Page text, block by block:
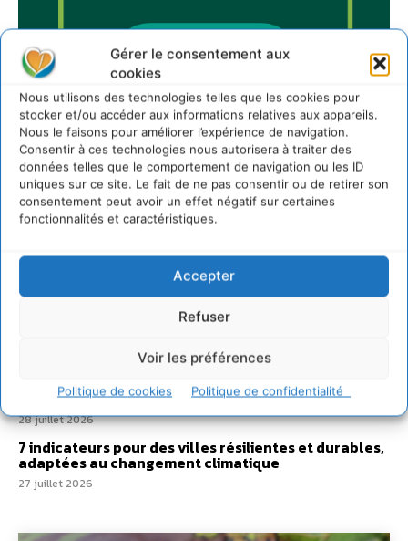
Gérer le consentement aux
cookies
Nous utilisons des technologies telles que les cookies pour
stocker et/ou accéder aux informations relatives aux appareils.
Nous le faisons pour améliorer l’expérience de navigation.
Consentir à ces technologies nous autorisera à traiter des
données telles que le comportement de navigation ou les ID
uniques sur ce site. Le fait de ne pas consentir ou de retirer son
consentement peut avoir un effet négatif sur certaines
fonctionnalités et caractéristiques.
Accepter
Refuser
Voir les préférences
Politique de cookies Politique de confidentialité
Sur Cdurable
Comment le sol français a perdu sa mémoire
hydrique et déréglé tout le territoire (2020-2026)
2 août 2026
Développer notre attention aux espèces vivantes
non humaines avec les communs de Zoepolis
30 juillet 2026
Un kit citoyen pour lever les freins au
L’éco-anxiété informe et l’éco-lucidité transforme
28 juillet 2026
7 indicateurs pour des villes résilientes et durables,
adaptées au changement climatique
27 juillet 2026